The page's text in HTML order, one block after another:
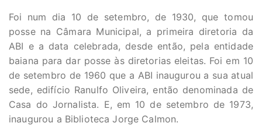
Foi num dia 10 de setembro, de 1930, que tomou
posse na Câmara Municipal, a primeira diretoria da
ABI e a data celebrada, desde então, pela entidade
baiana para dar posse às diretorias eleitas. Foi em 10
de setembro de 1960 que a ABI inaugurou a sua atual
sede, edifício Ranulfo Oliveira, então denominada de
Casa do Jornalista. E, em 10 de setembro de 1973,
inaugurou a Biblioteca Jorge Calmon.